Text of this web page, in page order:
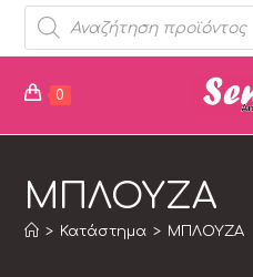
0
ΜΠΛΟΥΖΑ
> Κατάστημα > ΜΠΛΟΥΖΑ